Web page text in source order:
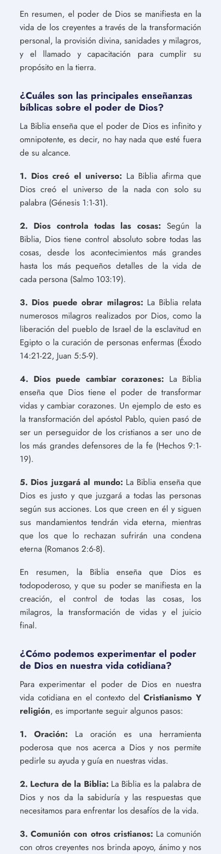
En resumen, el poder de Dios se manifiesta en la
vida de los creyentes a través de la transformación
personal, la provisión divina, sanidades y milagros,
y el llamado y capacitación para cumplir su
propósito en la tierra.
¿Cuáles son las principales enseñanzas
bíblicas sobre el poder de Dios?
La Biblia enseña que el poder de Dios es infinito y
omnipotente, es decir, no hay nada que esté fuera
de su alcance.
1. Dios creó el universo: La Biblia afirma que
Dios creó el universo de la nada con solo su
palabra (Génesis 1:1-31).
2. Dios controla todas las cosas: Según la
Biblia, Dios tiene control absoluto sobre todas las
cosas, desde los acontecimientos más grandes
hasta los más pequeños detalles de la vida de
cada persona (Salmo 103:19).
3. Dios puede obrar milagros:La Biblia relata
numerosos milagros realizados por Dios, como la
liberación del pueblo de Israel de la esclavitud en
Egipto o la curación de personas enfermas (Éxodo
14:21-22, Juan 5:5-9).
4. Dios puede cambiar corazones: La Biblia
enseña que Dios tiene el poder de transformar
vidas y cambiar corazones. Un ejemplo de esto es
la transformación del apóstol Pablo, quien pasó de
ser un perseguidor de los cristianos a ser uno de
los más grandes defensores de la fe (Hechos 9:1-
19).
5. Dios juzgará al mundo:La Biblia enseña que
Dios es justo y que juzgará a todas las personas
según sus acciones. Los que creen en él y siguen
sus mandamientos tendrán vida eterna, mientras
que los que lo rechazan sufrirán una condena
eterna (Romanos 2:6-8).
En resumen, la Biblia enseña que Dios es
todopoderoso, y que su poder se manifiesta en la
creación, el control de todas las cosas, los
milagros, la transformación de vidas y el juicio
final.
¿Cómo podemos experimentar el poder
de Dios en nuestra vida cotidiana?
Para experimentar el poder de Dios en nuestra
vida cotidiana en el contexto delCristianismo Y
religión, es importante seguir algunos pasos:
1. Oración: La oración es una herramienta
poderosa que nos acerca a Dios y nos permite
pedirle su ayuda y guía en nuestras vidas.
2. Lectura de la Biblia:La Biblia es la palabra de
Dios y nos da la sabiduría y las respuestas que
necesitamos para enfrentar los desafíos de la vida.
3. Comunión con otros cristianos:La comunión
con otros creyentes nos brinda apoyo, ánimo y nos